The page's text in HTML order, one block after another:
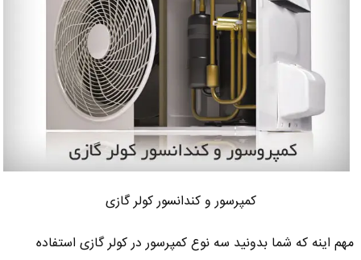
کمپرسور و کندانسور کولر گازی
مهم اینه که شما بدونید سه نوع کمپرسور در کولر گازی استفاده